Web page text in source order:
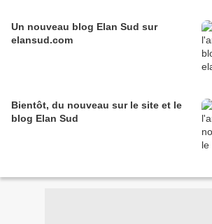
Un nouveau blog Elan Sud sur
elansud.com
Bientôt, du nouveau sur le site et le
blog Elan Sud